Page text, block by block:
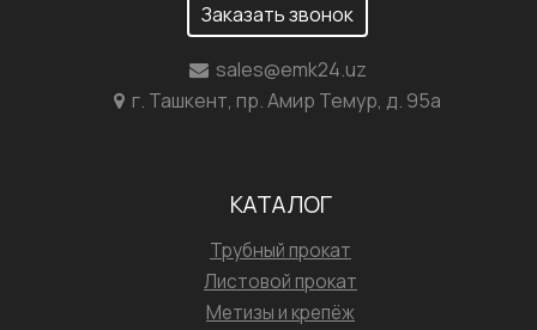
Заказать звонок
sales@emk24.uz
г. Ташкент, пр. Амир Темур, д. 95а
КАТАЛОГ
Трубный прокат
Листовой прокат
Метизы и крепёж